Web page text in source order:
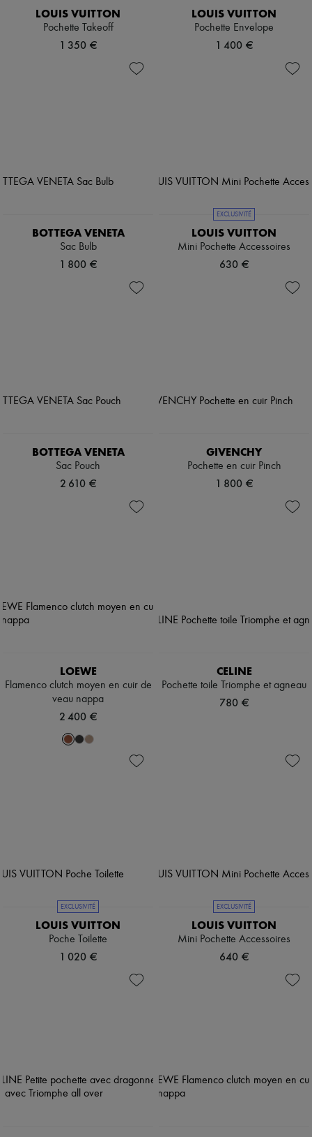
LOUIS VUITTON
Pochette Takeoff
1 350 €
LOUIS VUITTON
Pochette Envelope
1 400 €
BOTTEGA VENETA
Sac Bulb
1 800 €
EXCLUSIVITÉ
LOUIS VUITTON
Mini Pochette Accessoires
630 €
BOTTEGA VENETA
Sac Pouch
2 610 €
GIVENCHY
Pochette en cuir Pinch
1 800 €
LOEWE
Flamenco clutch moyen en cuir de
veau nappa
2 400 €
CELINE
Pochette toile Triomphe et agneau
780 €
EXCLUSIVITÉ
LOUIS VUITTON
Poche Toilette
1 020 €
EXCLUSIVITÉ
LOUIS VUITTON
Mini Pochette Accessoires
640 €